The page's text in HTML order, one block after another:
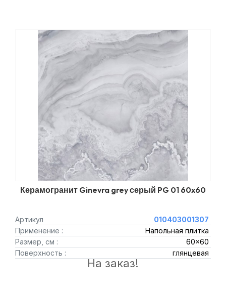
Керамогранит Ginevra grey серый PG 01 60x60
Артикул
010403001307
Применение :
Напольная плитка
Размер, см :
60x60
Поверхность :
глянцевая
На заказ!